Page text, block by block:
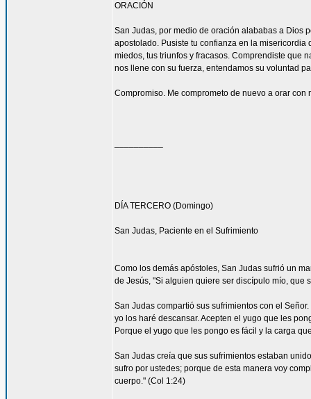
ORACIÓN
San Judas, por medio de oración alababas a Dios
apostolado. Pusiste tu confianza en la
miedos, tus triunfos y fracasos. Comprendiste que
nos llene con su fuerza, entendamos su voluntad
Compromiso. Me comprometo de nuevo a orar
DÍA TERCERO (Domingo)
San Judas, Paciente en el Sufrimiento
Como los demás apóstoles, San Judas sufrió un
de Jesús, "Si alguien quiere ser discípulo mío, que
San Judas compartió sus sufrimientos con el
yo los haré descansar. Acepten el yugo que les
Porque el yugo que les pongo es fácil y la carga
San Judas creía que sus sufrimientos estaban
sufro por ustedes; porque de esta manera voy
cuerpo." (Col 1:24)